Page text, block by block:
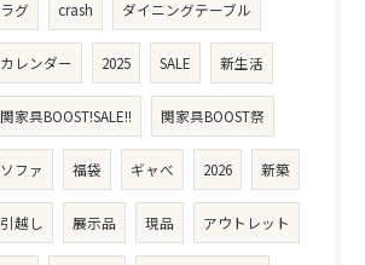
ラグ crash ダイニングテーブル
カレンダー 2025 SALE 新生活
関家具BOOST!SALE!! 関家具BOOST祭
ソファ 福袋 ギャべ 2026 新築
引越し 展示品 現品 アウトレット